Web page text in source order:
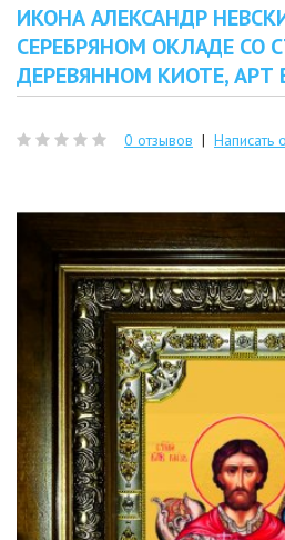
ИКОНА АЛЕКСАНДР
СЕРЕБРЯНОМ ОКЛАДЕ СО
ДЕРЕВЯННОМ КИОТЕ, АРТ
0 отзывов | Написать